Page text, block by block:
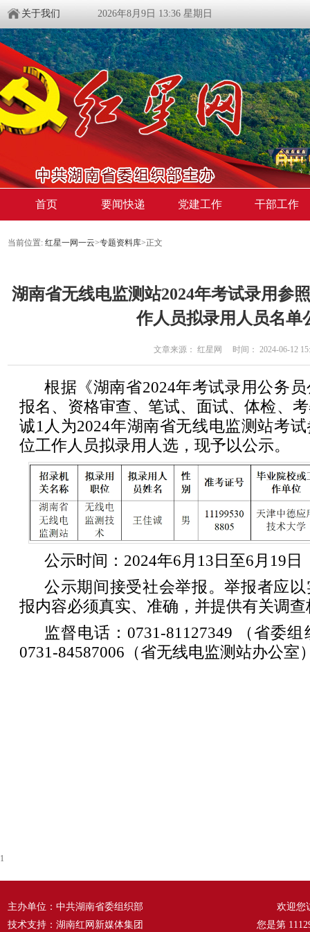
关于我们 2026年8月9日 13:36 星期日
首页 要闻快递 党建工作 干部工作
当前位置: 红星一网一云>专题资料库>正文
湖南省无线电监测站2024年考试录用参
作人员拟录用人员名单
文章来源： 红星网 时间： 2024-06-12
根据《湖南省2024年考试录用公务
报名、资格审查、笔试、面试、体检、
诚1人为2024年湖南省无线电监测站考
位工作人员拟录用人选，现予以公示。
公示时间：2024年6月13日至6月19日
公示期间接受社会举报。举报者应
报内容必须真实、准确，并提供有关调
监督电话：0731-81127349 （省委
0731-84587006（省无线电监测站办公室
1
主办单位：中共湖南省委组织部
技术支持：湖南红网新媒体集团
欢迎您
您是第